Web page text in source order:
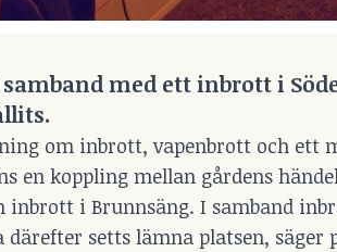
med ett inbrott i
om inbrott, vapenbrott och ett
en koppling mellan gårdens
i Brunnsäng. I samband
setts lämna platsen, säger